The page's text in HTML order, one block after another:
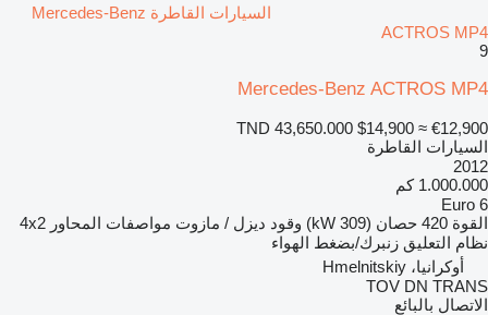
السيارات القاطرة Mercedes-Benz
ACTROS MP4
9
Mercedes-Benz ACTROS MP4
TND 43,650.000 $14,900 ≈ €12,900
السيارات القاطرة
2012
1.000.000 كم
Euro 6
القوة 420 حصان (309 kW) وقود ديزل / مازوت مواصفات المحاور 4x2
نظام التعليق زنبرك/بضغط الهواء
أوكرانيا، Hmelnitskiy
TOV DN TRANS
الاتصال بالبائع